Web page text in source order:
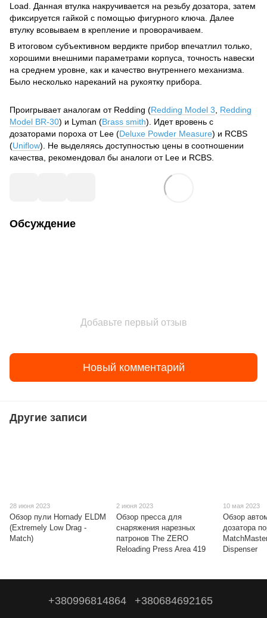
Load. Данная втулка накручивается на резьбу дозатора, затем
фиксируется гайкой с помощью фигурного ключа. Далее
втулку всовываем в крепление и проворачиваем.
В итоговом субъективном вердикте прибор впечатлил только,
хорошими внешними параметрами корпуса, точность навески
на среднем уровне, как и качество внутреннего механизма.
Было несколько нареканий на рукоятку прибора.
Проигрывает аналогам от Redding (Redding Model 3
Redding
Model BR-30) и Lyman (Brass smith). Идет вровень с
дозаторами пороха от Lee (Deluxe Powder Measure) и RCBS
(Uniflow). Не выделяясь доступностью цены в соотношении
качества, рекомендовал бы аналоги от Lee и RCBS.
Обсуждение
Добавьте первый отзыв
Новый комментарий
Другие записи
28 июня 2023
Обзор пули Hornady ELDM
(Extremely Low Drag -
Match)
2 июня 2023
Обзор пресса для
снаряжения нарезных
патронов The ZERO
Reloading Press Area 419
10 мая 2023
Обзор
дозатора
Dispenser
+380996814864 +380684692165